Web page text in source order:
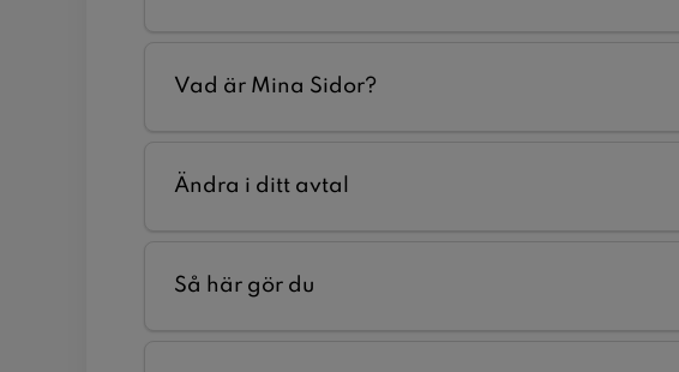
Vad är Mina Sidor?
Ändra i ditt avtal
Så här gör du